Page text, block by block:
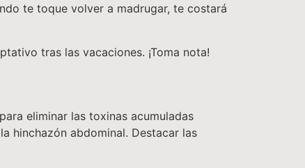
te toque volver a madrugar, te costará
tras las vacaciones. ¡Toma nota!
para eliminar las toxinas acumuladas
hinchazón abdominal. Destacar las